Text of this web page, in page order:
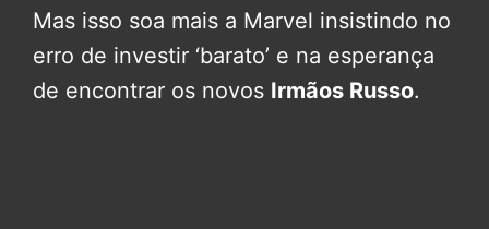
Mas isso soa mais a Marvel insistindo no
erro de investir ‘barato’ e na esperança
de encontrar os novos Irmãos Russo.